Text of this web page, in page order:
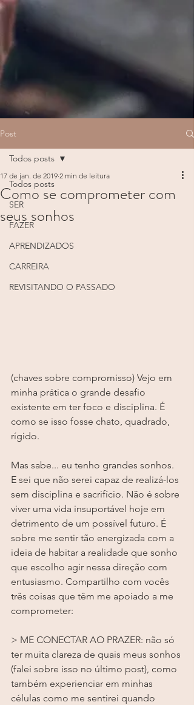
Post
Todos posts
SER
FAZER
APRENDIZADOS
CARREIRA
REVISITANDO O PASSADO
Todos posts
Como se comprometer com
seus sonhos
17 de jan. de 2019 2 min de leitura
(chaves sobre compromisso) Vejo em
minha prática o grande desafio
existente em ter foco e disciplina. É
como se isso fosse chato, quadrado,
rígido.
Mas sabe... eu tenho grandes sonhos.
E sei que não serei capaz de realizá-los
sem disciplina e sacrifício. Não é sobre
viver uma vida insuportável hoje em
detrimento de um possível futuro. É
sobre me sentir tão energizada com a
ideia de habitar a realidade que sonho
que escolho agir nessa direção com
entusiasmo. Compartilho com vocês
três coisas que têm me apoiado a me
comprometer:
> ME CONECTAR AO PRAZER: não só
ter muita clareza de quais meus sonhos
(falei sobre isso no último post), como
também experienciar em minhas
células como me sentirei quando